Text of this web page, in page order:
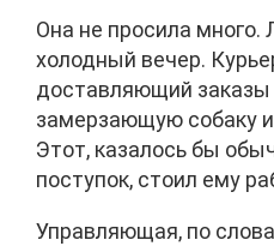
Она не просила много.
холодный вечер.
доставляющий заказы
замерзающую собаку
Этот, казалось бы
поступок, стоил ему
Управляющая, по